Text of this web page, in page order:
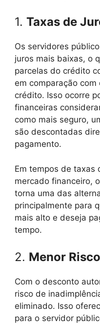
1. Taxas de
Os servidores
juros mais baixas, o
parcelas do crédito
em comparação
crédito. Isso ocorre
financeiras
como mais seguro,
são descontadas
pagamento.
Em tempos de taxas
mercado financeiro,
torna uma das
principalmente para
mais alto e deseja
tempo.
2. Menor
Com o desconto
risco de
eliminado. Isso
para o servidor